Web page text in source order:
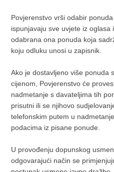
Povjerenstvo vrši odabir
ispunjavaju sve uvjete iz oglasa
odabrana ona ponuda koja
koju odluku unosi u zapisnik.
Ako je dostavljeno više ponuda
cijenom, Povjerenstvo će
nadmetanje s davateljima tih
prisutni ili se njihovo
telefonskim putem u
podacima iz pisane ponude.
U provođenju dopunskog
odgovarajući način se